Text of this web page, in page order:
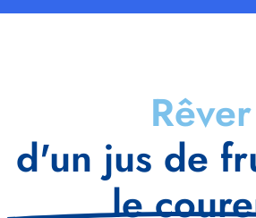
Rêver
d'un jus de
le